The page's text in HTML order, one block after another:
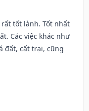
tốt lành. Tốt nhất
Các việc khác như
đất, cất trại, cũng